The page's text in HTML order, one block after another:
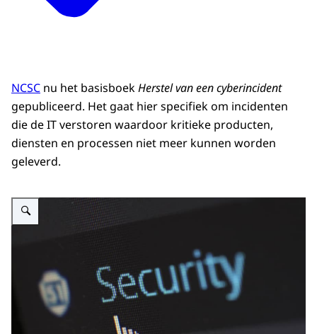
NCSC nu het basisboekHerstel van een cyberincident
gepubliceerd. Het gaat hier specifiek om incidenten
die de IT verstoren waardoor kritieke producten,
diensten en processen niet meer kunnen worden
geleverd.
Vergroot afbeelding Header nieuwsartikel incidentresponsplan ransomware